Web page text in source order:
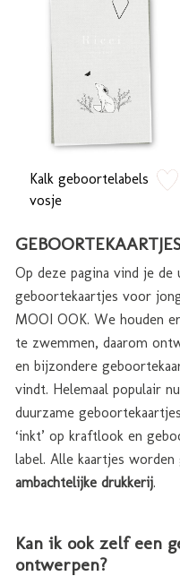
Kalk geboortelabels
vosje
Op deze pagina vind je
geboortekaartjes voor
MOOI OOK. We houden
te zwemmen, daarom
en bijzondere
vindt. Helemaal populair
duurzame
‘inkt’ op kraftlook en
label. Alle kaartjes worden
ambachtelijke drukkerij.
Kan ik ook zelf een
ontwerpen?